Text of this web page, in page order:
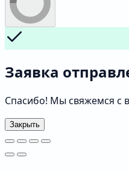
Заявка
Спасибо! Мы свяжемся с
Закрыть